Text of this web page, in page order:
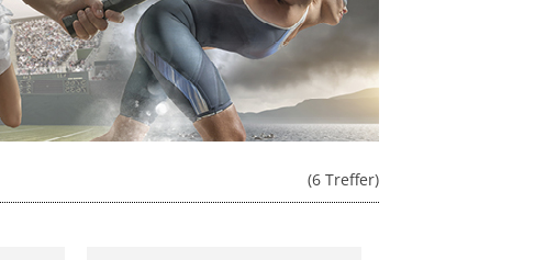
(6 Treffer)